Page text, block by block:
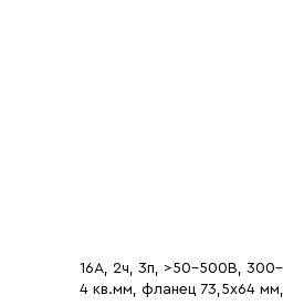
16A, 2ч, 3п, >50-500B,
4 кв.мм, фланец 73,5х64